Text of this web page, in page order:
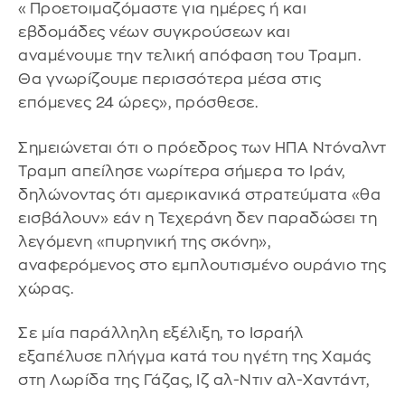
«Προετοιμαζόμαστε για ημέρες ή και
εβδομάδες νέων συγκρούσεων και
αναμένουμε την τελική απόφαση του Τραμπ.
Θα γνωρίζουμε περισσότερα μέσα στις
επόμενες 24 ώρες», πρόσθεσε.
Σημειώνεται ότι ο πρόεδρος των ΗΠΑ Ντόναλντ
Τραμπ απείλησε νωρίτερα σήμερα το Ιράν,
δηλώνοντας ότι αμερικανικά στρατεύματα «θα
εισβάλουν» εάν η Τεχεράνη δεν παραδώσει τη
λεγόμενη «πυρηνική της σκόνη»,
αναφερόμενος στο εμπλουτισμένο ουράνιο της
χώρας.
Σε μία παράλληλη εξέλιξη, το Ισραήλ
εξαπέλυσε πλήγμα κατά του ηγέτη της Χαμάς
στη Λωρίδα της Γάζας, Ιζ αλ-Ντιν αλ-Χαντάντ,